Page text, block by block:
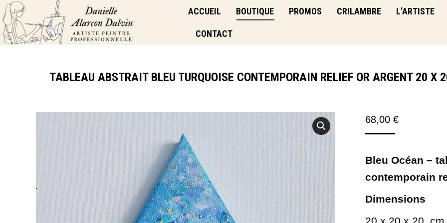
ACCUEIL BOUTIQUE PROMOS CRILAMBRE L’ARTISTE
CONTACT
TABLEAU ABSTRAIT BLEU TURQUOISE CONTEMPORAIN RELIEF OR ARGENT 20
68,00 €
Bleu Océan –
contemporain
Dimensions